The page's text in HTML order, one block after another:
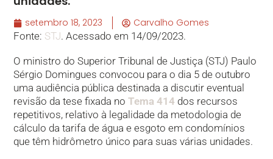
setembro 18, 2023
Carvalho Gomes
Fonte: STJ. Acessado em 14/09/2023.
O ministro do Superior Tribunal de Justiça (STJ) Paulo
Sérgio Domingues convocou para o dia 5 de outubro
uma audiência pública destinada a discutir eventual
revisão da tese fixada noTema 414 dos recursos
repetitivos, relativo à legalidade da metodologia de
cálculo da tarifa de água e esgoto em condomínios
que têm hidrômetro único para suas várias unidades.